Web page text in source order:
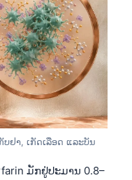
ຢາ, ເກັດເລືອດ ແລະບັນ
ມັກຢູ່ປະມານ 0.8–